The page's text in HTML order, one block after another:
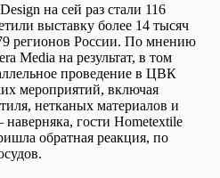
на сей раз стали 116
выставку более 14 тысяч
регионов России. По мнению
Media на результат, в том
проведение в ЦВК
мероприятий, включая
нетканых материалов и
гости Hometextile
обратная реакция, по